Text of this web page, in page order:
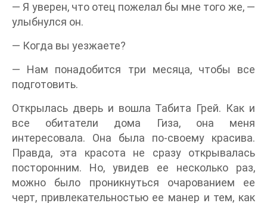
— Я уверен, что отец пожелал бы мне того же, —
улыбнулся он.
— Когда вы уезжаете?
— Нам понадобится три месяца, чтобы все
подготовить.
Открылась дверь и вошла Табита Грей. Как и
все обитатели дома Гиза, она меня
интересовала. Она была по-своему красива.
Правда, эта красота не сразу открывалась
посторонним. Но, увидев ее несколько раз,
можно было проникнуться очарованием ее
черт, привлекательностью ее манер и тем, как